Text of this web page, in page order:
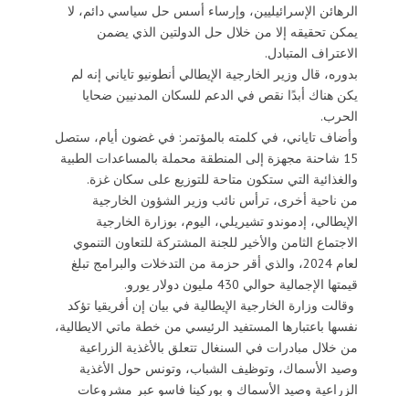
الرهائن الإسرائيليين، وإرساء أسس حل سياسي دائم، لا
يمكن تحقيقه إلا من خلال حل الدولتين الذي يضمن
الاعتراف المتبادل.
بدوره، قال وزير الخارجية الإيطالي أنطونيو تاياني إنه لم
يكن هناك أبدًا نقص في الدعم للسكان المدنيين ضحايا
الحرب.
وأضاف تاياني، في كلمته بالمؤتمر: في غضون أيام، ستصل
15 شاحنة مجهزة إلى المنطقة محملة بالمساعدات الطبية
والغذائية التي ستكون متاحة للتوزيع على سكان غزة.
من ناحية أخرى، ترأس نائب وزير الشؤون الخارجية
الإيطالي، إدموندو تشيريلي، اليوم، بوزارة الخارجية
الاجتماع الثامن والأخير للجنة المشتركة للتعاون التنموي
لعام 2024، والذي أقر حزمة من التدخلات والبرامج تبلغ
قيمتها الإجمالية حوالي 430 مليون دولار يورو.
وقالت وزارة الخارجية الإيطالية في بيان إن أفريقيا تؤكد
نفسها باعتبارها المستفيد الرئيسي من خطة ماتي الايطالية،
من خلال مبادرات في السنغال تتعلق بالأغذية الزراعية
وصيد الأسماك، وتوظيف الشباب، وتونس حول الأغذية
الزراعية وصيد الأسماك و بوركينا فاسو عبر مشروعات